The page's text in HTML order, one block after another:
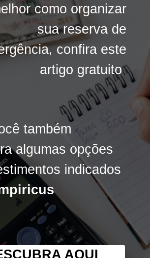
como organizar
sua reserva de
confira este
artigo gratuito
como organizar
sua reserva de
confira este
artigo gratuito
também
algumas opções
indicados
também
algumas opções
indicados
AQUI